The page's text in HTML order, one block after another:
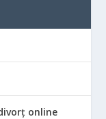
online